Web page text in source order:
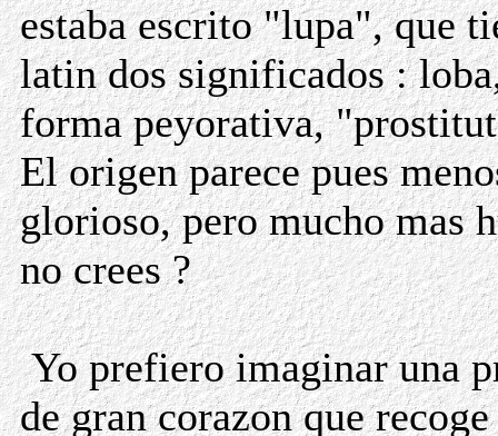
estaba escrito "lupa", que
latin dos significados :
forma peyorativa,
El origen parece pues
glorioso, pero mucho mas
no crees ?
Yo prefiero imaginar una
de gran corazon que recoge